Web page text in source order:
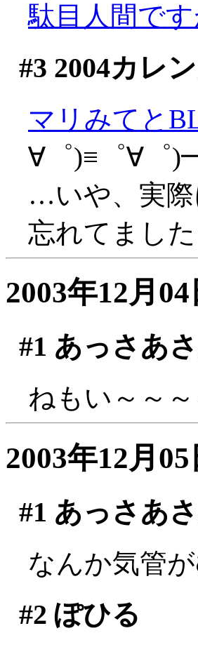
駄目人間です
#3 2004カレ
マリみてと
∀゜)≡゜∀゜
…いや、実際
忘れてまし
2003年12月
#1 あっさあ
ねもい～～
2003年12月
#1 あっさあ
なんか気管
#2 ぽひる